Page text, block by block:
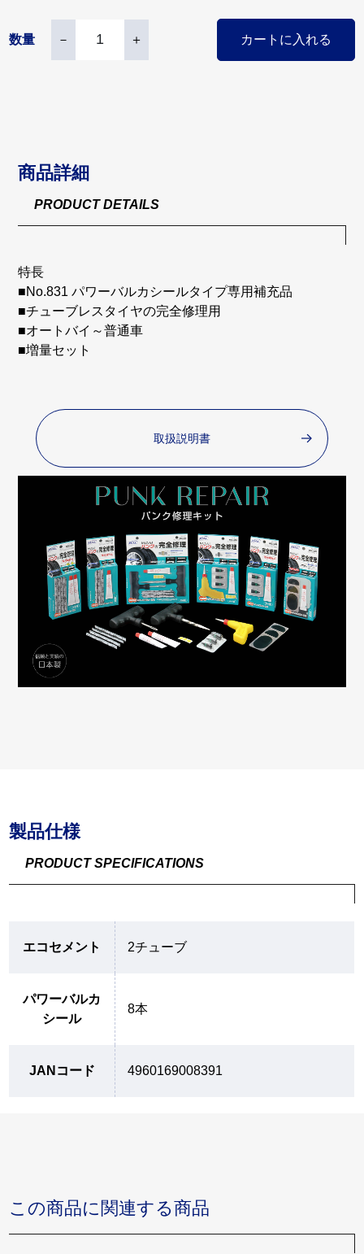
数量 － ＋ カートに入れる
商品詳細
PRODUCT DETAILS
特長
■No.831 パワーバルカシールタイプ専用補充品
■チューブレスタイヤの完全修理用
■オートバイ～普通車
■増量セット
取扱説明書
製品仕様
PRODUCT SPECIFICATIONS
エコセメント 2チューブ
パワーバルカ
シール
8本
JANコード 4960169008391
この商品に関連する商品